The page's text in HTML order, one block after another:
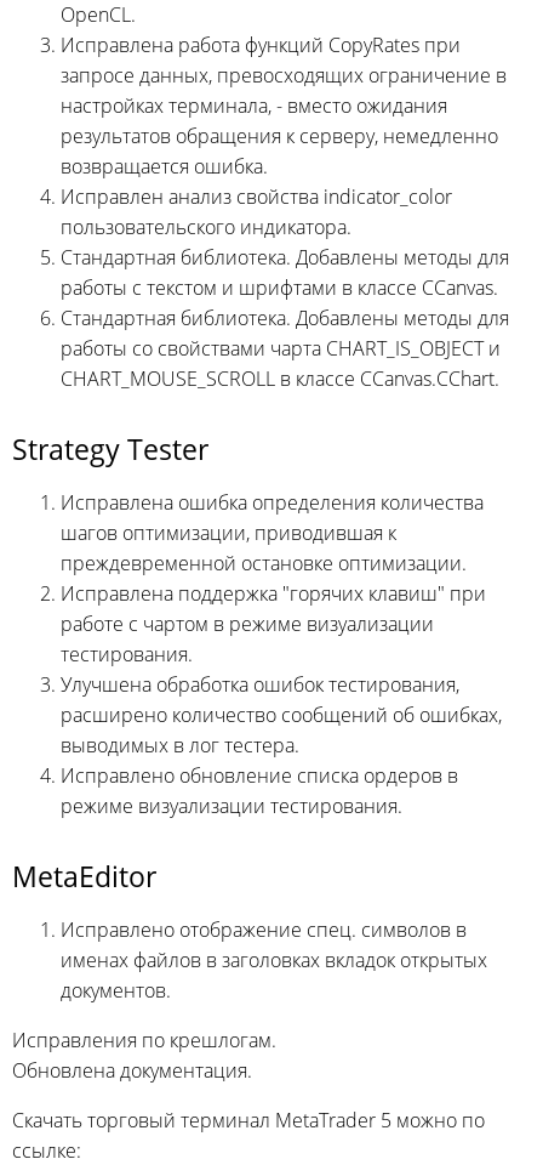
OpenCL.
Исправлена работа функций CopyRates при
запросе данных, превосходящих ограничение в
настройках терминала, - вместо ожидания
результатов обращения к серверу, немедленно
возвращается ошибка.
Исправлен анализ свойства indicator_color
пользовательского индикатора.
Стандартная библиотека. Добавлены методы для
работы с текстом и шрифтами в классе CCanvas.
Стандартная библиотека. Добавлены методы для
работы со свойствами чарта CHART_IS_OBJECT и
CHART_MOUSE_SCROLL в классе CCanvas.CChart.
Strategy Tester
Исправлена ошибка определения количества
шагов оптимизации, приводившая к
преждевременной остановке оптимизации.
Исправлена поддержка "горячих клавиш" при
работе с чартом в режиме визуализации
тестирования.
Улучшена обработка ошибок тестирования,
расширено количество сообщений об ошибках,
выводимых в лог тестера.
Исправлено обновление списка ордеров в
режиме визуализации тестирования.
MetaEditor
Исправлено отображение спец. символов в
именах файлов в заголовках вкладок открытых
документов.
Исправления по крешлогам.
Обновлена документация.
Скачать торговый терминал MetaTrader 5 можно по
ссылке: